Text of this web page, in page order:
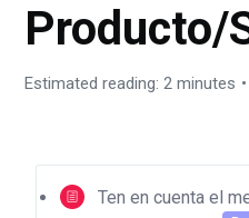
Producto/
Estimated reading: 2 minutes
Ten en cuenta el